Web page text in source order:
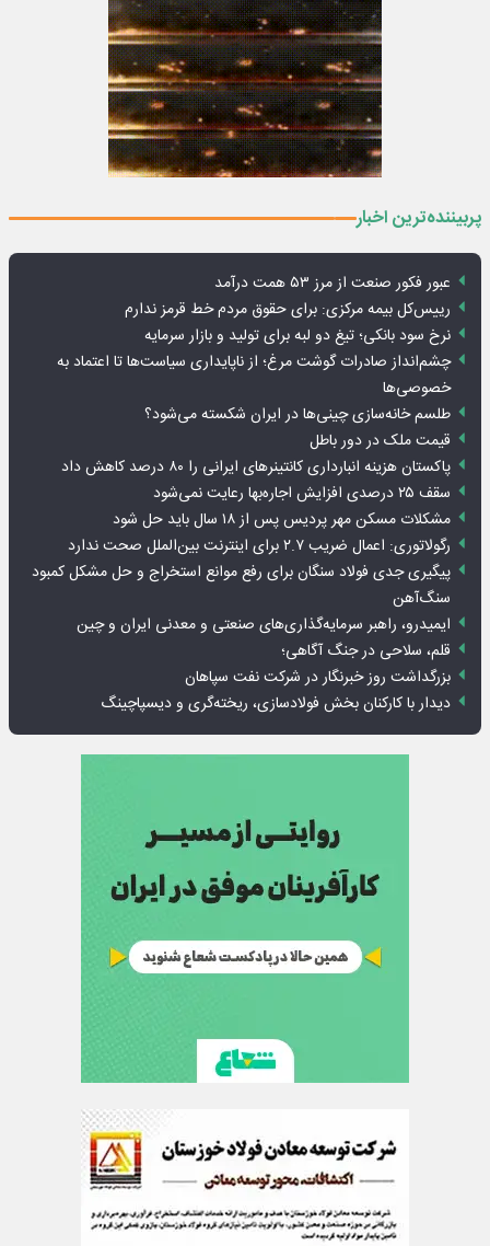
پربیننده‌ترین اخبار
عبور فکور صنعت از مرز ۵۳ همت درآمد
رییس‌کل بیمه مرکزی: برای حقوق مردم خط قرمز ندارم
نرخ سود بانکی؛ تیغ دو لبه برای تولید و بازار سرمایه
چشم‌انداز صادرات گوشت مرغ؛ از ناپایداری سیاست‌ها تا اعتماد به
خصوصی‌ها
طلسم خانه‌سازی چینی‌ها در ایران شکسته می‌شود؟
قیمت ملک در دور باطل
پاکستان هزینه انبارداری کانتینرهای ایرانی را ۸۰ درصد کاهش داد
سقف ۲۵ درصدی افزایش اجاره‌بها رعایت نمی‌شود
مشکلات مسکن مهر پردیس پس از ۱۸ سال باید حل شود
رگولاتوری: اعمال ضریب ۲.۷ برای اینترنت بین‌الملل صحت ندارد
پیگیری جدی فولاد سنگان برای رفع موانع استخراج و حل مشکل کمبود
سنگ‌آهن
ایمیدرو، راهبر سرمایه‌گذاری‌های صنعتی و معدنی ایران و چین
قلم، سلاحی در جنگ آگاهی؛
بزرگداشت روز خبرنگار در شرکت نفت سپاهان
دیدار با کارکنان بخش فولادسازی، ریخته‌گری و دیسپاچینگ